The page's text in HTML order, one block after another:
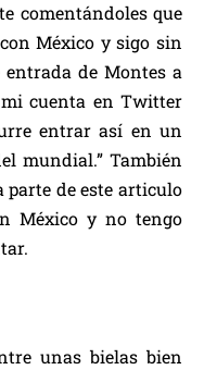
comentándoles que
México y sigo sin
de Montes a
cuenta en Twitter
entrar así en un
mundial.” También
parte de este articulo
México y no tengo
unas bielas bien